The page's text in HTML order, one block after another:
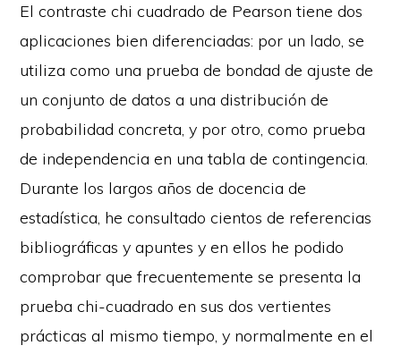
El contraste chi cuadrado de Pearson tiene dos
aplicaciones bien diferenciadas: por un lado, se
utiliza como una prueba de bondad de ajuste de
un conjunto de datos a una distribución de
probabilidad concreta, y por otro, como prueba
de independencia en una tabla de contingencia.
Durante los largos años de docencia de
estadística, he consultado cientos de referencias
bibliográficas y apuntes y en ellos he podido
comprobar que frecuentemente se presenta la
prueba chi-cuadrado en sus dos vertientes
prácticas al mismo tiempo, y normalmente en el